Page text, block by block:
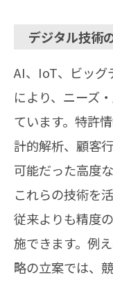
デジタル技術
AI、IoT、ビッグ
により、ニーズ
ています。特許
計的解析、顧客
可能だった高度
これらの技術を
従来よりも精度
施できます。例
略の立案では、